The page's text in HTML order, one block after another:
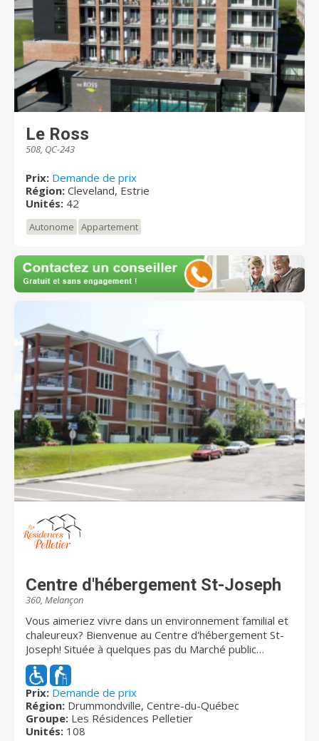
Le Ross
508, QC-243
Prix: Demande de prix
Région: Cleveland, Estrie
Unités: 42
Autonome Appartement
Centre d'hébergement St-Joseph
360, Melançon
Vous aimeriez vivre dans un environnement familial et
chaleureux? Bienvenue au Centre d'hébergement St-
Joseph! Située à quelques pas du Marché public
Drummondville et de la Maison des Arts, cette
résidence vous propose une variété de services et de
commodités dont vous recherchez. Cet établissement
vous offre un milieu de vie sécuritaire où vous pourrez
vivre, en toute quiétude, dans un climat de confiance
et de sérénité. Notre personnel expérimenté et
Prix: Demande de prix
Région: Drummondville, Centre-du-Québec
Groupe: Les Résidences Pelletier
Unités: 108